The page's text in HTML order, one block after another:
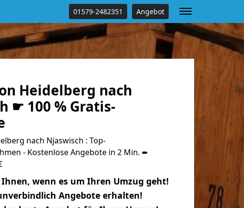
01579-2482351 Angebot
Heidelberg nach
☛ 100 % Gratis-
nach Njaswisch : Top-
- Kostenlose Angebote in 2 Min. ➨
wenn es um Ihren Umzug geht!
Angebote erhalten!